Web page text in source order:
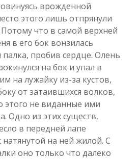
врожденной
этого лишь отпрянули
Потому что в самой верхней
в его бок вонзилась
палка, пробив сердце. Олень
на бок и упал в
на лужайку из-за кустов,
от затаившихся волков,
этого не виданные ими
Одно из этих существ,
в передней лапе
натянутой на ней жилой. С
оно только что далеко